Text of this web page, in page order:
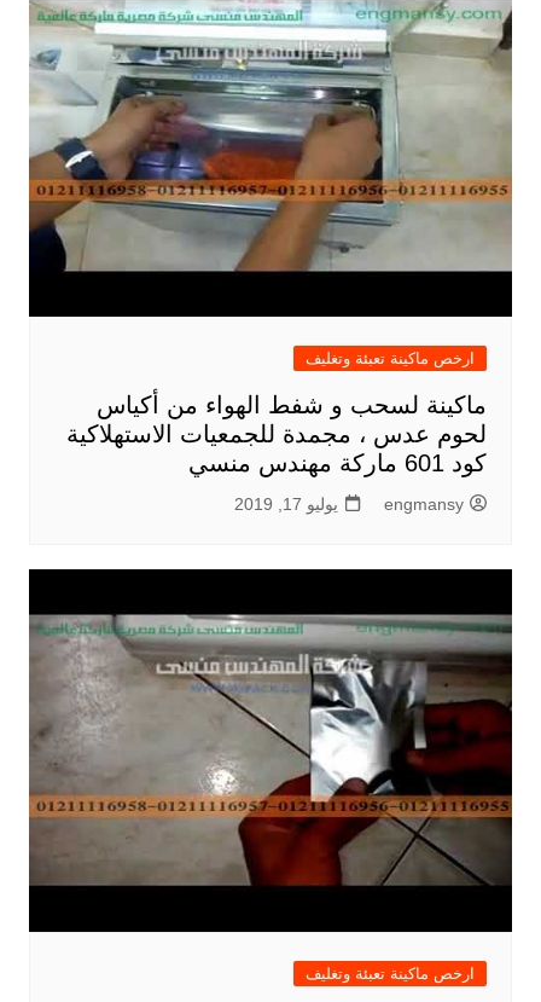
ارخص ماكينة تعبئة وتغليف
ماكينة لسحب و شفط الهواء من أكياس
لحوم عدس ، مجمدة للجمعيات الاستهلاكية
كود 601 ماركة مهندس منسي
engmansy يوليو 17, 2019
ارخص ماكينة تعبئة وتغليف